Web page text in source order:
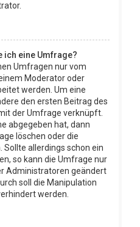
ich eine Umfrage?
Umfragen nur vom
Moderator oder
werden. Um eine
den ersten Beitrag des
der Umfrage verknüpft.
abgegeben hat, dann
löschen oder die
allerdings schon ein
so kann die Umfrage nur
Administratoren geändert
soll die Manipulation
werden.